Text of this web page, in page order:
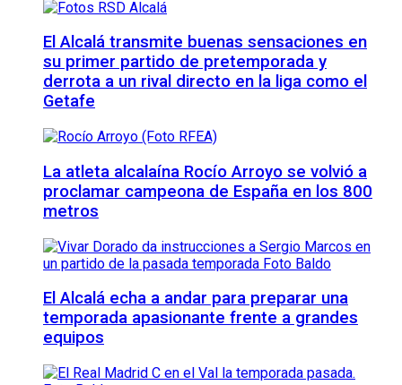
El Alcalá transmite buenas sensaciones en
su primer partido de pretemporada y
derrota a un rival directo en la liga como el
Getafe
La atleta alcalaína Rocío Arroyo se volvió a
proclamar campeona de España en los 800
metros
El Alcalá echa a andar para preparar una
temporada apasionante frente a grandes
equipos